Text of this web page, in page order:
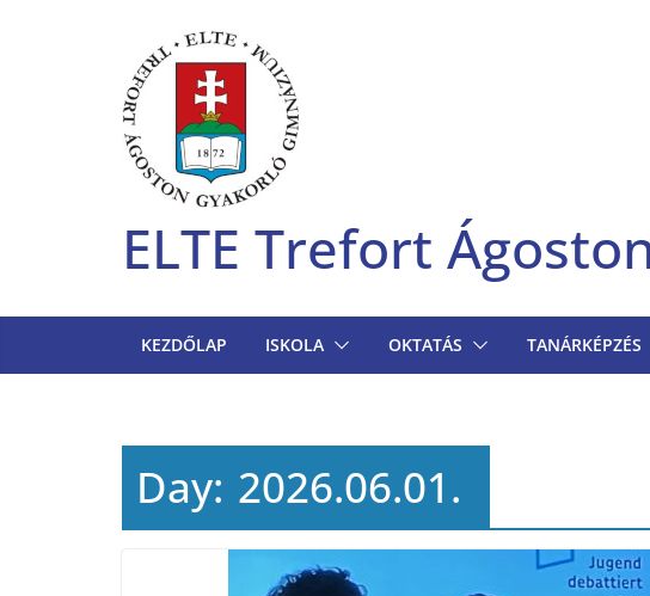
ELTE Trefort
KEZDŐLAP ISKOLA OKTATÁS TANÁRKÉPZÉS
Day: 2026.06.01.